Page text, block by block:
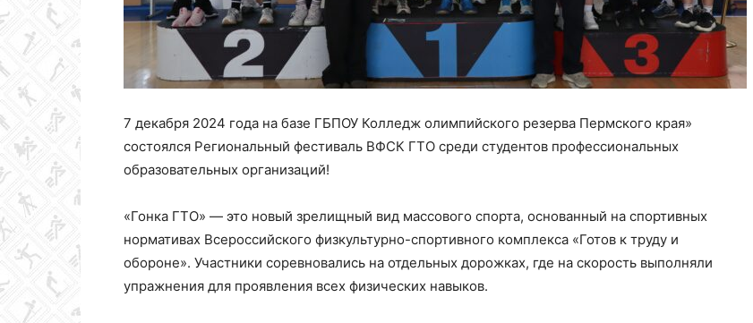
Пермского
7 декабря 2024 года на базе ГБПОУ Колледж олимпийского резерва Пермского края»
состоялся Региональный фестиваль ВФСК ГТО среди студентов профессиональных
образовательных организаций!
«Гонка ГТО» — это новый зрелищный вид массового спорта, основанный на спортивных
нормативах Всероссийского физкультурно-спортивного комплекса «Готов к труду и
обороне». Участники соревновались на отдельных дорожках, где на скорость выполняли
упражнения для проявления всех физических навыков.